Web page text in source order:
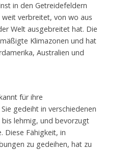
in den Getreidefeldern
verbreitet, von wo aus
Welt ausgebreitet hat. Die
Klimazonen und hat
Australien und
für ihre
gedeiht in verschiedenen
lehmig, und bevorzugt
Diese Fähigkeit, in
zu gedeihen, hat zu